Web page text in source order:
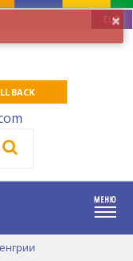
EUR
BACK
×